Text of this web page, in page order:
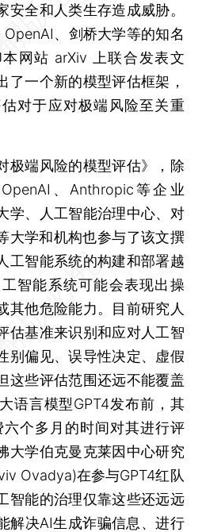
安全和人类生存造成威胁。
、剑桥大学等的知名
网站 arXiv 上联合发表文
了一个新的模型评估框架，
对于应对极端风险至关重
端风险的模型评估》，除
、Anthropic等企业
学、人工智能治理中心、对
大学和机构也参与了该文撰
工智能系统的构建和部署越
智能系统可能会表现出操
其他危险能力。目前研究人
估基准来识别和应对人工智
别偏见、误导性决定、虚假
这些评估范围还远不能覆盖
语言模型GPT4发布前，其
个多月的时间对其进行评
大学伯克曼克莱因中心研究
Ovadya)在参与GPT4红队
智能的治理仅靠这些还远远
解决AI生成诈骗信息、进行